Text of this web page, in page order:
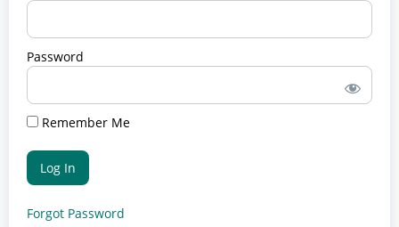
Password
Remember Me
Forgot Password